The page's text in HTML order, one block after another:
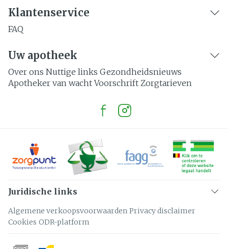
Klantenservice
FAQ
Uw apotheek
Over ons Nuttige links Gezondheidsnieuws
Apotheker van wacht Voorschrift Zorgtarieven
Juridische links
Algemene verkoopsvoorwaarden Privacy disclaimer
Cookies ODR-platform